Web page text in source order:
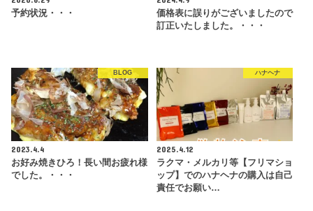
予約状況・・・
価格表に誤りがございましたので
訂正いたしました。・・・
BLOG
2023.4.4
お好み焼きひろ！長い間お疲れ様
でした。・・・
ハナヘナ
2025.4.12
ラクマ・メルカリ等【フリマショ
ップ】でのハナヘナの購入は自己
責任でお願い…